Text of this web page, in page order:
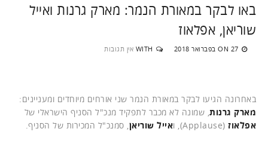
באו לבקר במאורת הנמר: מארק גרנות ואייל
שוריאן, אפלאוז
ON 27 בפברואר 2018 WITH אין תגובות
באחרונה הגיעו לבקר במאורת הנמר שני אורחים מיוחדים ומעניינים:
מארק גרנות, שמונה לא מכבר לתפקיד מנכ"ל הסניף הישראלי של
אפלאוז (Applause), ו אייל שוריאן, סמנכ"ל המכירות של הסניף.